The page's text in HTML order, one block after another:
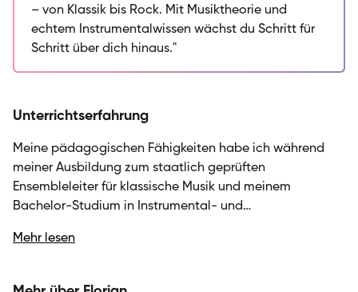
Rhythmus und Technik werden gezielt vermittelt,
damit du langfristig eigenständig Musik machen
kannst. Ich erstelle für jeden Schüler individuell
bereits Erfahrung hast – ich lege Wert auf einen
strukturierten Aufbau, der gleichzeitig Raum für
Kreativität und Ausdruck lässt. Mein Ziel ist es, dass du
mit Freude lernst und dabei kontinuierlich Fortschritte
machst.
– von Klassik bis Rock. Mit Musiktheorie und
echtem Instrumentalwissen wächst du Schritt für
Schritt über dich hinaus."
Unterrichtserfahrung
Meine pädagogischen Fähigkeiten habe ich während
meiner Ausbildung zum staatlich geprüften
Ensembleleiter für klassische Musik und meinem
Bachelor-Studium in Instrumental- und
verschiedenen Stilrichtungen – von Klassik über Pop bis
Kenntnisstand und die Interessen meiner Schüler:innen
Mehr lesen